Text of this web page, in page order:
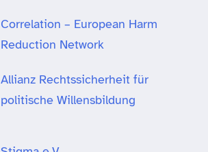
Correlation – European Harm
Reduction Network
Allianz Rechtssicherheit für
politische Willensbildung